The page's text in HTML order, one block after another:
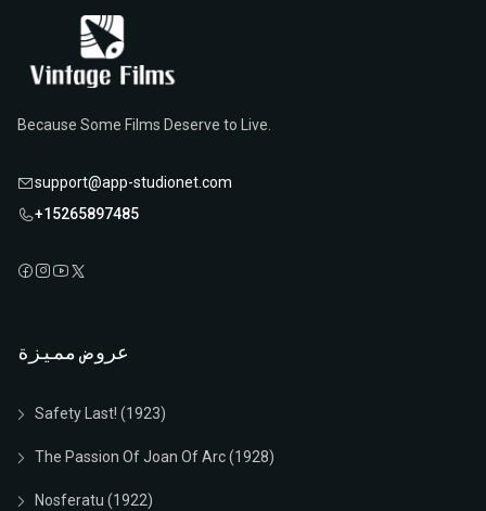
Because Some Films Deserve to Live.
support@app-studionet.com
+15265897485
عروض مميزة
Safety Last! (1923)
The Passion Of Joan Of Arc (1928)
Nosferatu (1922)